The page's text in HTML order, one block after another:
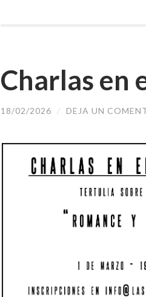
Charlas en
18/02/2026 / DEJA UN